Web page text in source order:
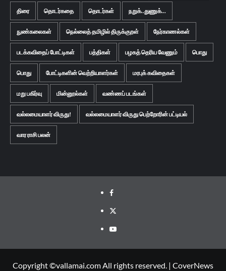
திரை தொடர்கதை தொடர்கள் நறுக்..துணுக்...
நுண்கலைகள் நெல்லைத் தமிழில் திருக்குறள் நேர்காணல்கள்
படக்கவிதைப் போட்டிகள் பத்திகள் பழகத் தெரிய வேணும் பொது
பொது போட்டிகளின் வெற்றியாளர்கள் மரபுக் கவிதைகள்
மறு பகிர்வு மின்னூல்கள் வண்ணப் படங்கள்
வல்லமையாளர் விருது! வல்லமையாளர் விருது பெற்றோரின் பட்டியல்
வார ராசி பலன்
Facebook
Twitter
Youtube
Copyright ©vallamai.com All rights reserved. | CoverNews